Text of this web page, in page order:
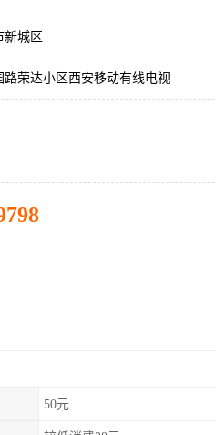
新城区
路荣达小区西安移动有线电视
50元